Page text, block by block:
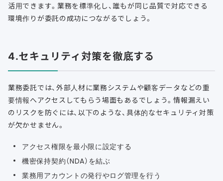
活用できます。業務を標準化し、誰もが同じ品質で対応できる
環境作りが委託の成功につながるでしょう。
4.セキュリティ対策を徹底する
業務委託では、外部人材に業務システムや顧客データなどの重
要情報へアクセスしてもらう場面もあるでしょう。情報漏えい
のリスクを防ぐには、以下のような、具体的なセキュリティ対策
が欠かせません。
アクセス権限を最小限に設定する
機密保持契約（NDA）を結ぶ
業務用アカウントの発行やログ管理を行う